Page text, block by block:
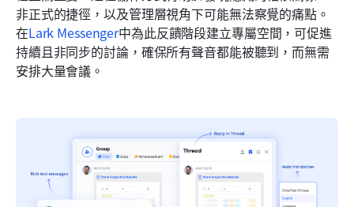
非正式的捷徑，以及管理層視角下可能無法察覺的痛點。
在Lark Messenger中為此反饋階段建立專屬空間，可促進
持續且非同步的討論，確保所有聲音都能被聽到，而無需
安排大量會議。